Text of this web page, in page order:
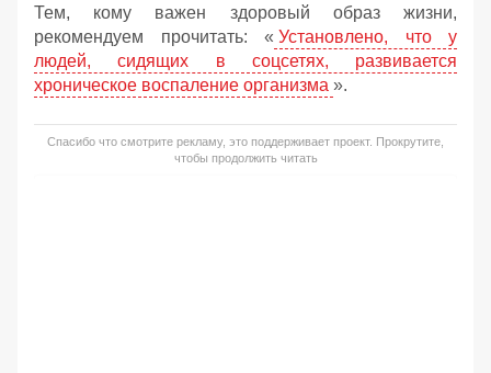
Тем, кому важен здоровый образ жизни,
рекомендуем прочитать: « Установлено, что у
людей, сидящих в соцсетях, развивается
хроническое воспаление организма ».
Спасибо что смотрите рекламу, это поддерживает проект. Прокрутите,
чтобы продолжить читать